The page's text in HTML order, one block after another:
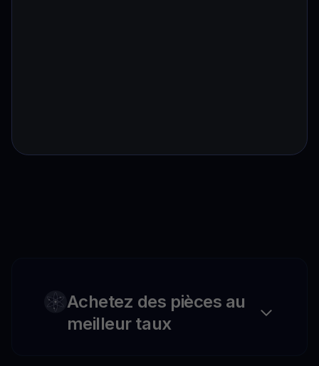
Achetez des pièces au
meilleur taux